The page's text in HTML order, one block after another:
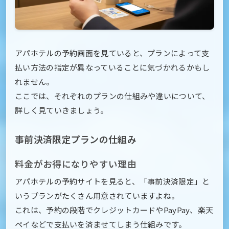
アパホテルの予約画面を見ていると、プランによって支
払い方法の指定が異なっていることに気づかれるかもし
れません。
ここでは、それぞれのプランの仕組みや違いについて、
詳しく見ていきましょう。
事前決済限定プランの仕組み
料金がお得になりやすい理由
アパホテルの予約サイトを見ると、「事前決済限定」と
いうプランがたくさん用意されていますよね。
これは、予約の段階でクレジットカードやPayPay、楽天
ペイなどで支払いを済ませてしまう仕組みです。